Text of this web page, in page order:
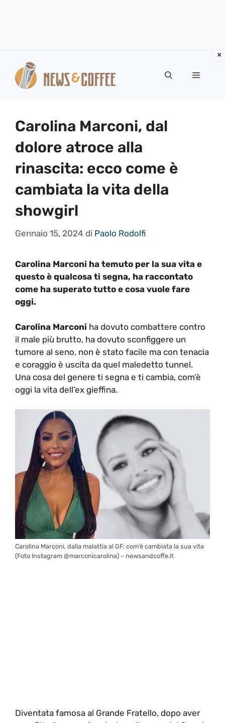
contenuto
Menu
Carolina Marconi, dal
dolore atroce alla
rinascita: ecco come è
cambiata la vita della
showgirl
Gennaio 15, 2024 di Paolo Rodolfi
Carolina Marconi ha temuto per la sua vita e
questo è qualcosa ti segna, ha raccontato
come ha superato tutto e cosa vuole fare
oggi.
Carolina Marconi ha dovuto combattere contro
il male più brutto, ha dovuto sconfiggere un
tumore al seno, non è stato facile ma con tenacia
e coraggio è uscita da quel maledetto tunnel.
Una cosa del genere ti segna e ti cambia, com’è
oggi la vita dell’ex gieffina.
Carolina Marconi, dalla malattia al GF: com’è cambiata la sua vita
(Foto Instagram @marconicarolina) – newsandcoffe.it
Diventata famosa al Grande Fratello, dopo aver